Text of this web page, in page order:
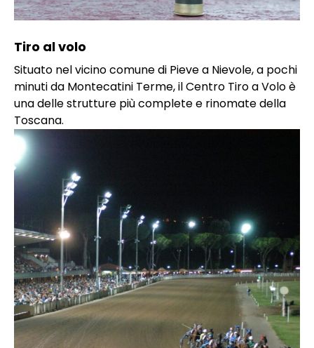
Tiro al volo
Situato nel vicino comune di Pieve a Nievole, a pochi
minuti da Montecatini Terme, il Centro Tiro a Volo è
una delle strutture più complete e rinomate della
Toscana.